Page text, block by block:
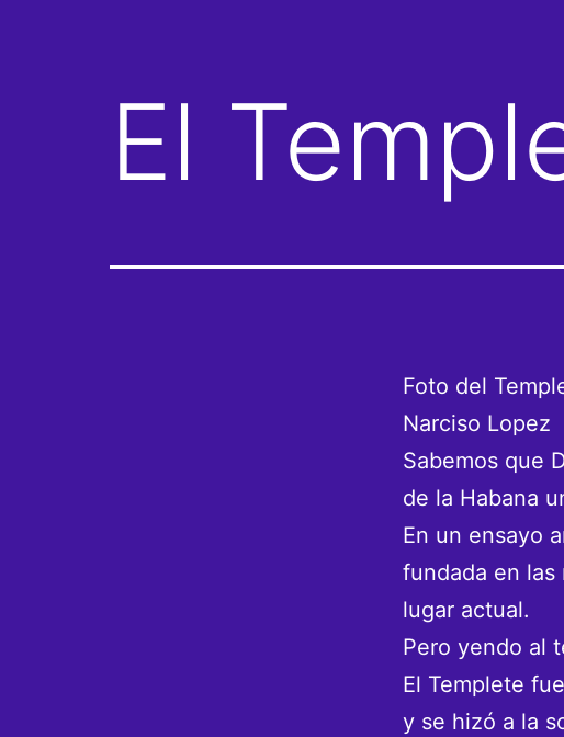
El
Foto del
Narciso Lopez
Sabemos que
de la Habana
En un ensayo
fundada en las
lugar actual.
Pero yendo al
El Templete
y se hizó a la